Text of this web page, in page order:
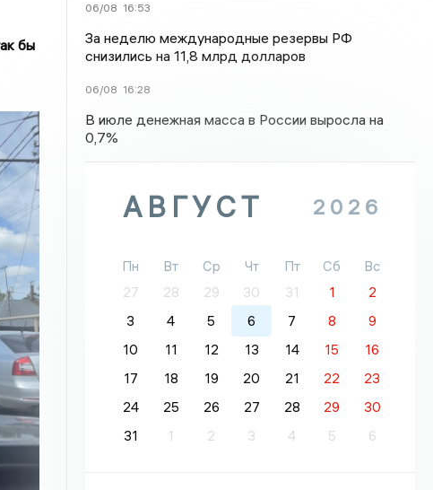
бы
06/08 16:53
За неделю международные резервы РФ
снизились на 11,8 млрд долларов
06/08 16:28
В июле денежная масса в России выросла на
0,7%
АВГУСТ 2026
Пн Вт Ср Чт Пт Сб
Вс
27
28 29 30 31 1
2
3
4 5 6 7 8
9
10
11 12 13 14 15
16
17
18 19 20 21 22
23
24
25 26 27 28 29
30
31
1 2 3 4 5 6